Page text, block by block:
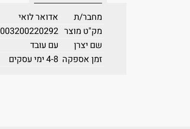
מחבר/ת
אדואר לואי
מק"ט מוצר 003200220292
שם יצרן
עם עובד
זמן אספקה 4-8 ימי עסקים